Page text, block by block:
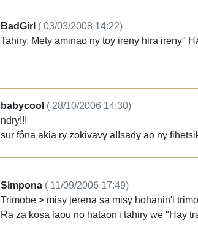
BadGirl ( 03/03/2008 14:22)
Tahiry, Mety aminao ny toy ireny hira ireny"
babycool ( 28/10/2006 14:30)
ndry!!!
sur fôna akia ry zokivavy a!!sady ao ny
Simpona ( 11/09/2006 17:49)
Trimobe > misy jerena sa misy hohanin'i
Ra za kosa laou no hataon'i tahiry we "Hay